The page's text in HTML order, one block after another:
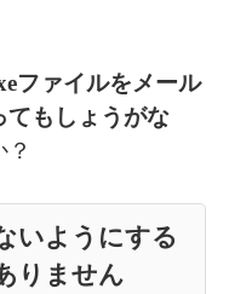
ファイルをメール
てもしょうがな
いようにする
りません